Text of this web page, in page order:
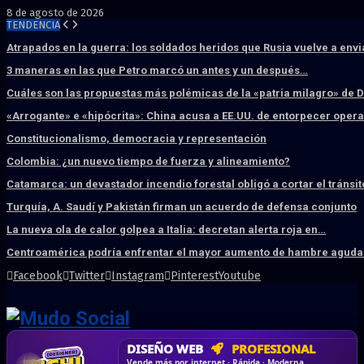
8 de agosto de 2026
TENDENCIA
Atrapados en la guerra: los soldados heridos que Rusia vuelve a
3 maneras en las que Petro marcó un antes y un después…
Cuáles son las propuestas más polémicas de la «patria milagro» de
«Arrogante» e «hipócrita»: China acusa a EE.UU. de entorpecer
Constitucionalismo, democracia y representación
Colombia: ¿un nuevo tiempo de fuerza y alineamiento?
Catamarca: un devastador incendio forestal obligó a cortar el
Turquía, A. Saudí y Pakistán firman un acuerdo de defensa conjunto
La nueva ola de calor golpea a Italia: decretan alerta roja en…
Centroamérica podría enfrentar el mayor aumento de hambre
Facebook Twitter Instagram PinterestYoutube
HOSTING SSD SÚPER RÁPIDO
DISEÑO WEB PROFESIONAL
CRM & DASHBOARD A MEDIDA
CORREO CORPORATIVO